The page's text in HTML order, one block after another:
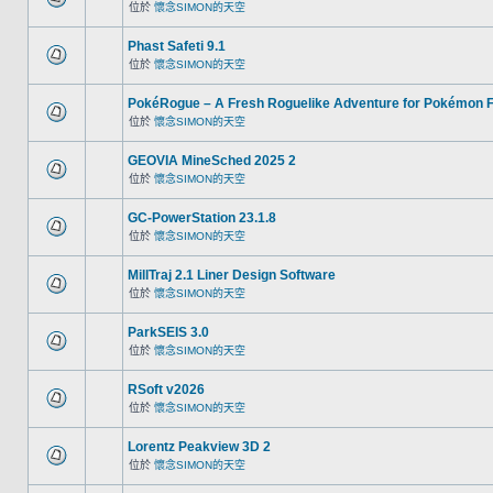
位於 懷念SIMON的天空
Phast Safeti 9.1
位於 懷念SIMON的天空
PokéRogue – A Fresh Roguelike Adventure for Pokémon
位於 懷念SIMON的天空
GEOVIA MineSched 2025 2
位於 懷念SIMON的天空
GC-PowerStation 23.1.8
位於 懷念SIMON的天空
MillTraj 2.1 Liner Design Software
位於 懷念SIMON的天空
ParkSEIS 3.0
位於 懷念SIMON的天空
RSoft v2026
位於 懷念SIMON的天空
Lorentz Peakview 3D 2
位於 懷念SIMON的天空